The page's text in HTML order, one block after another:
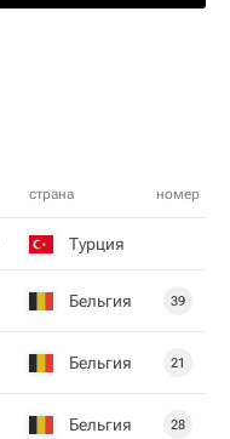
страна номер
Турция
Бельгия 39
Бельгия 21
Бельгия 28